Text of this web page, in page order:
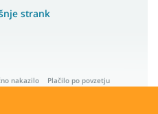
strank
nakazilo Plačilo po povzetju